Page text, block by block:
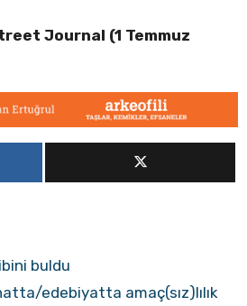
Journal (1 Temmuz
buldu
edebiyatta amaç(sız)lılık